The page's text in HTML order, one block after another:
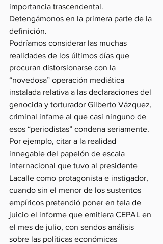
importancia trascendental.
Detengámonos en la primera parte de la
definición.
Podríamos considerar las muchas
realidades de los últimos días que
procuran distorsionarse con la
“novedosa” operación mediática
instalada relativa a las declaraciones del
genocida y torturador Gilberto Vázquez,
criminal infame al que casi ninguno de
esos “periodistas” condena seriamente.
Por ejemplo, citar a la realidad
innegable del papelón de escala
internacional que tuvo al presidente
Lacalle como protagonista e instigador,
cuando sin el menor de los sustentos
empíricos pretendió poner en tela de
juicio el informe que emitiera CEPAL en
el mes de julio, con sendos análisis
sobre las políticas económicas